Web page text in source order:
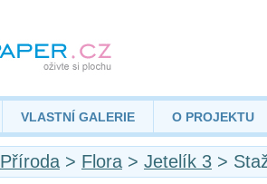
VLASTNÍ GALERIE O PROJEKTU
Příroda > Flora > Jetelík 3 >